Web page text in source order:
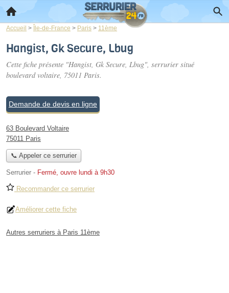
Accueil > Île-de-France > Paris > 11ème
Hangist, Gk Secure, Lbug
Cette fiche présente "Hangist, Gk Secure, Lbug", serrurier situé
boulevard voltaire, 75011 Paris.
Demande de devis en ligne
63 Boulevard Voltaire
75011 Paris
📞 Appeler ce serrurier
Serrurier - Fermé, ouvre lundi à 9h30
Recommander ce serrurier
Améliorer cette fiche
Autres serruriers à Paris 11ème